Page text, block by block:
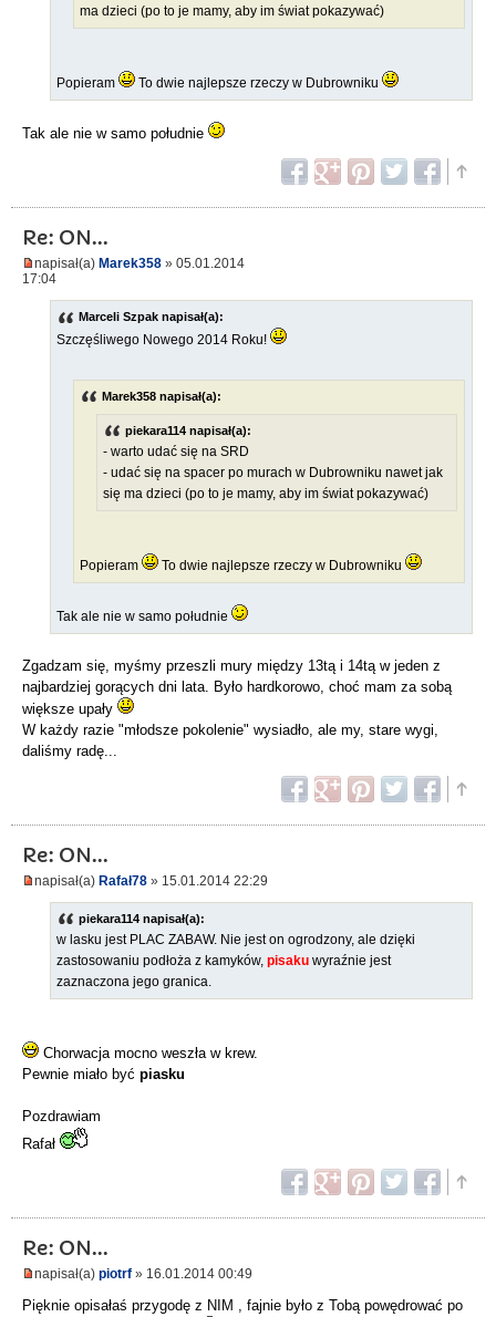
ma dzieci (po to je mamy, aby im świat pokazywać)
Popieram To dwie najlepsze rzeczy w Dubrowniku
Tak ale nie w samo południe
Re: ON...
napisał(a) Marek358 » 05.01.2014
17:04
Marceli Szpak napisał(a):
Szczęśliwego Nowego 2014 Roku!
Marek358 napisał(a):
piekara114 napisał(a):
- warto udać się na SRD
- udać się na spacer po murach w Dubrowniku nawet jak
się ma dzieci (po to je mamy, aby im świat pokazywać)
Popieram To dwie najlepsze rzeczy w Dubrowniku
Tak ale nie w samo południe
Zgadzam się, myśmy przeszli mury między 13tą i 14tą w jeden z
najbardziej gorących dni lata. Było hardkorowo, choć mam za sobą
większe upały
W każdy razie "młodsze pokolenie" wysiadło, ale my, stare wygi,
daliśmy radę...
Re: ON...
napisał(a) Rafał78 » 15.01.2014 22:29
piekara114 napisał(a):
w lasku jest PLAC ZABAW. Nie jest on ogrodzony, ale dzięki
zastosowaniu podłoża z kamyków, pisaku wyraźnie jest
zaznaczona jego granica.
Chorwacja mocno weszła w krew.
Pewnie miało być piasku
Pozdrawiam
Rafał
Re: ON...
napisał(a) piotrf » 16.01.2014 00:49
Pięknie opisałaś przygodę z NIM , fajnie było z Tobą powędrować po